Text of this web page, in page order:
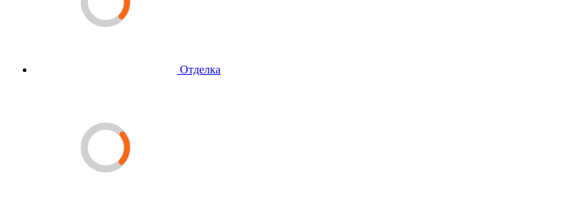
Отделка